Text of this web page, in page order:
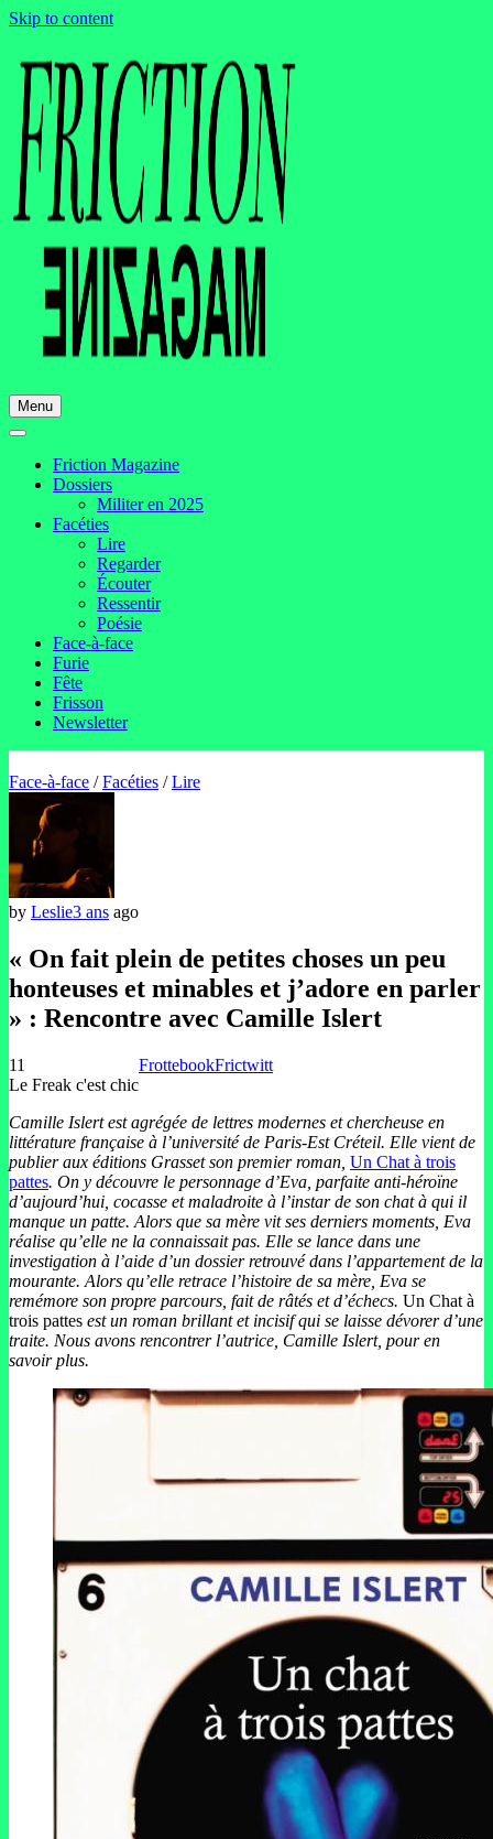
Skip to content
Menu
Friction Magazine
Dossiers
Militer en 2025
Facéties
Lire
Regarder
Écouter
Ressentir
Poésie
Face-à-face
Furie
Fête
Frisson
Newsletter
Face-à-face /Facéties /Lire
by Leslie3 ans ago
« On fait plein de petites choses un peu
honteuses et minables et j’adore en parler
» : Rencontre avec Camille Islert
11
Le Freak c'est chic
FrottebookFrictwitt
Camille Islert est agrégée de lettres modernes et chercheuse en
littérature française à l’université de Paris-Est Créteil. Elle vient de
publier aux éditions Grasset son premier roman, Un Chat à trois
pattes. On y découvre le personnage d’Eva, parfaite anti-héroïne
d’aujourd’hui, cocasse et maladroite à l’instar de son chat à qui il
manque un patte. Alors que sa mère vit ses derniers moments, Eva
réalise qu’elle ne la connaissait pas. Elle se lance dans une
investigation à l’aide d’un dossier retrouvé dans l’appartement de la
mourante. Alors qu’elle retrace l’histoire de sa mère, Eva se
remémore son propre parcours, fait de râtés et d’échecs. Un Chat à
trois pattes est un roman brillant et incisif qui se laisse dévorer d’une
traite. Nous avons rencontrer l’autrice, Camille Islert, pour en
savoir plus.